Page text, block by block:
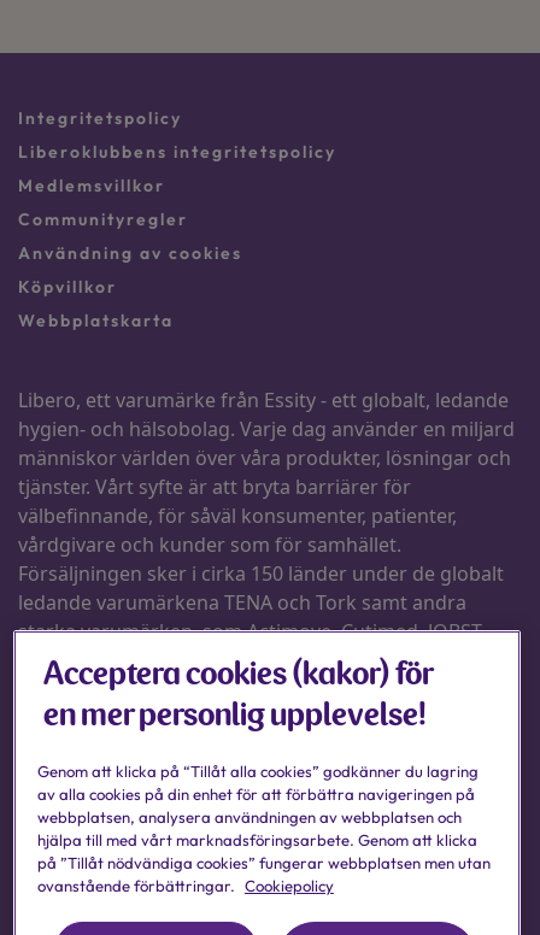
Acceptera cookies (kakor) för
en mer personlig upplevelse!
Genom att klicka på “Tillåt alla cookies” godkänner du lagring
av alla cookies på din enhet för att förbättra navigeringen på
webbplatsen, analysera användningen av webbplatsen och
hjälpa till med vårt marknadsföringsarbete. Genom att klicka
på ”Tillåt nödvändiga cookies” fungerar webbplatsen men utan
ovanstående förbättringar. Cookiepolicy